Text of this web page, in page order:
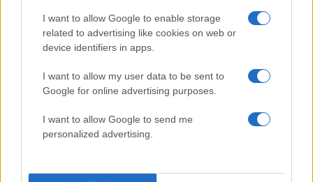
I want to allow Google to enable storage
related to advertising like cookies on web or
device identifiers in apps.
I want to allow my user data to be sent to
Google for online advertising purposes.
I want to allow Google to send me
personalized advertising.
Απαιτητική η Οικονομία
Τα σημερινά θέματα στο μάθημα της Οικονομίας
τους κρίνονται απαιτητικά και απευθύνονται σε
καλά προετοιμασμένους μαθητές.